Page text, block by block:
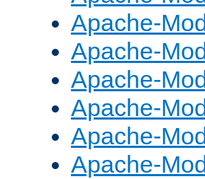
Apache-
Apache-
Apache-
Apache-
Apache-
Apache-